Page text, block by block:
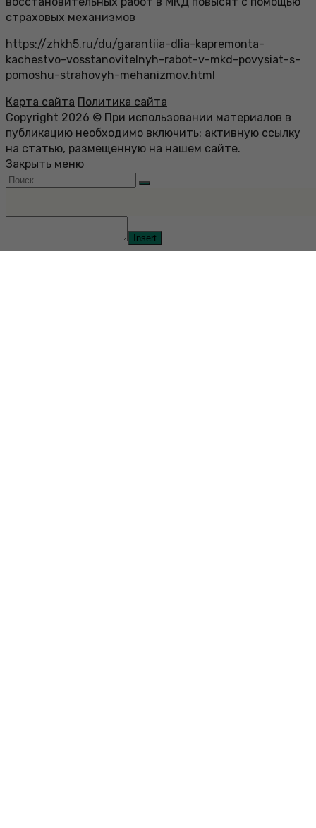
страховых механизмов
https://zhkh5.ru/du/garantiia-dlia-kapremonta-
kachestvo-vosstanovitelnyh-rabot-v-mkd-povysiat-s-
pomoshu-strahovyh-mehanizmov.html
Карта сайта Политика сайта
Copyright 2026 © При использовании материалов в
публикацию необходимо включить: активную ссылку
на статью, размещенную на нашем сайте.
Закрыть меню
Insert